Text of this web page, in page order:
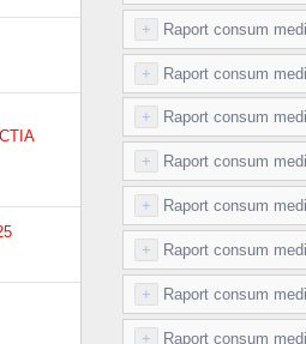
+ Raport consum
+ Raport consum
+ Raport consum
+ Raport consum
+ Raport consum
+ Raport consum
+ Raport consum
+ Raport consum